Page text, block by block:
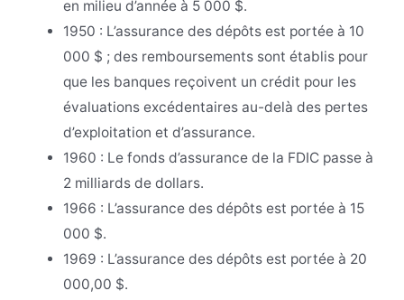
en milieu d’année à 5 000 $.
1950 : L’assurance des dépôts est portée à 10
000 $ ; des remboursements sont établis pour
que les banques reçoivent un crédit pour les
évaluations excédentaires au-delà des pertes
d’exploitation et d’assurance.
1960 : Le fonds d’assurance de la FDIC passe à
2 milliards de dollars.
1966 : L’assurance des dépôts est portée à 15
000 $.
1969 : L’assurance des dépôts est portée à 20
000,00 $.